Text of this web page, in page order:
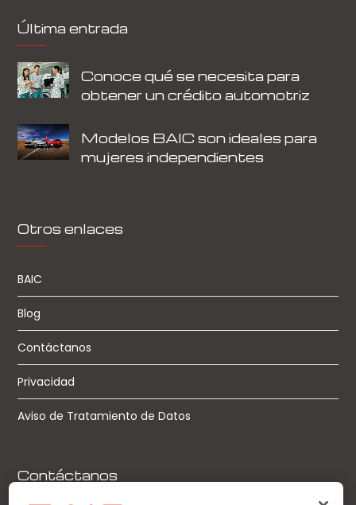
Última entrada
Conoce qué se necesita para
obtener un crédito automotriz
Modelos BAIC son ideales para
mujeres independientes
Otros enlaces
BAIC
Blog
Contáctanos
Privacidad
Aviso de Tratamiento de Datos
Contáctanos